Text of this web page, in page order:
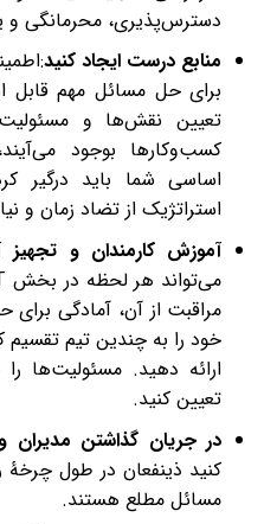
دسترس‌پذیری، محرمانگی و
منابع درست ایجاد کنید
برای حل مسائل مهم قابل
تعیین نقش‌ها و
کسب‌وکارها بوجود
اساسی شما باید درگیر
استراتژیک از تضاد زمان و
آموزش کارمندان و تجهیز
مراقبت از آن، آمادگی
خود را به چندین تیم تقسیم
ارائه دهید. مسئولیت‌ها
تعیین کنید.
در جریان گذاشتن مدیران
کنید ذینفعان در طول
مسائل مطلع هستند.